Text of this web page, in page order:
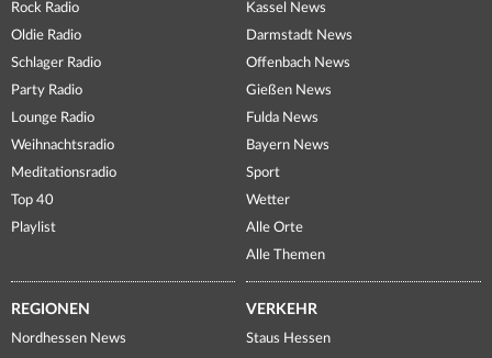
Rock Radio
Oldie Radio
Schlager Radio
Party Radio
Lounge Radio
Weihnachtsradio
Meditationsradio
Top 40
Playlist
Kassel News
Darmstadt News
Offenbach News
Gießen News
Fulda News
Bayern News
Sport
Wetter
Alle Orte
Alle Themen
REGIONEN
Nordhessen News
VERKEHR
Staus Hessen